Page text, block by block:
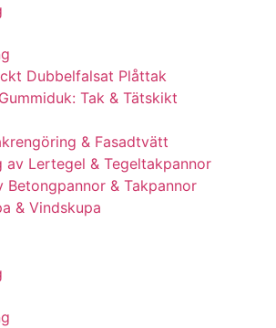
Dubbelfalsat Plåttak
Tak & Tätskikt
& Fasadtvätt
av Lertegel & Tegeltakpannor
Betongpannor & Takpannor
& Vindskupa